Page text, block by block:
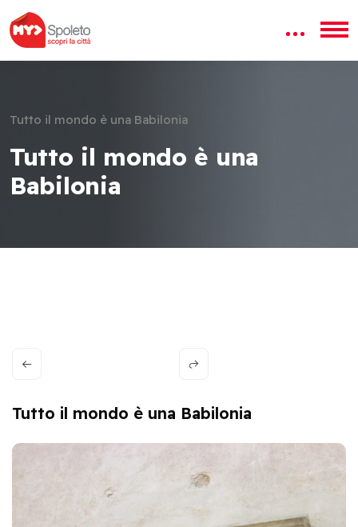
Tutto il mondo è una Babilonia
Tutto il mondo è una
Babilonia
Tutto il mondo è una Babilonia